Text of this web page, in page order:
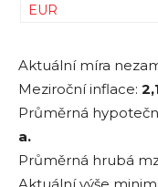
EUR
Aktuální míra
Meziroční inflace:
Průměrná
a.
Průměrná hrubá